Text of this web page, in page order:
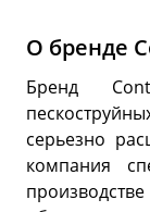
О бренде
Бренд
серьезно
компания